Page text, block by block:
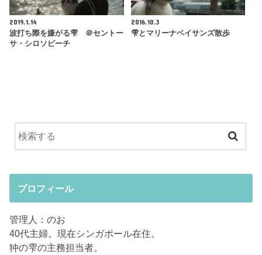
2019.1.14
波打ち際を嫌がる雫 ＠セントー
サ・シロソビーチ
2016.10.3
雫とマリーナベイサンズ散歩
プロフィール
管理人：のお
40代主婦。現在シンガポール在住。
狆の雫の主務担当者。